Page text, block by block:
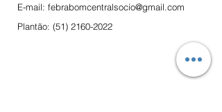
E-mail: febrabomcentralsocio@gmail.com
Plantão: (51) 2160-2022